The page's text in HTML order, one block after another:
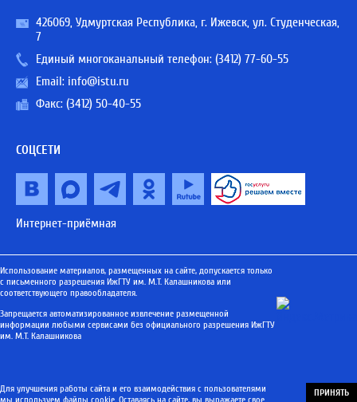
426069, Удмуртская Республика, г. Ижевск, ул. Студенческая,
7
Единый многоканальный телефон: (3412) 77-60-55
Email: info@istu.ru
Факс: (3412) 50-40-55
СОЦСЕТИ
Интернет-приёмная
Использование материалов, размещенных на сайте, допускается только
с письменного разрешения ИжГТУ им. М.Т. Калашникова или
соответствующего правообладателя.
Запрещается автоматизированное извлечение размещенной
информации любыми сервисами без официального разрешения ИжГТУ
им. М.Т. Калашникова
Для улучшения работы сайта и его взаимодействия с пользователями
мы используем файлы cookie. Оставаясь на сайте, вы выражаете свое
ПРИНЯТЬ